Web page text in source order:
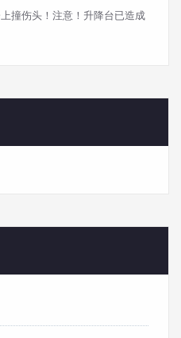
撞伤头！注意！升降台已造成